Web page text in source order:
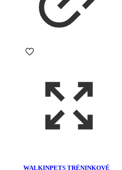
WALKINPETS TRÉNINKOVÉ